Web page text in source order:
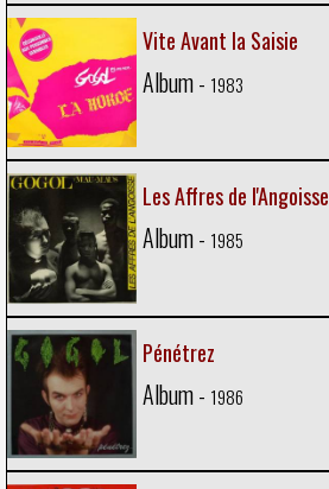
Vite Avant la Saisie
Album - 1983
Les Affres de l'Angoisse
Album - 1985
Pénétrez
Album - 1986